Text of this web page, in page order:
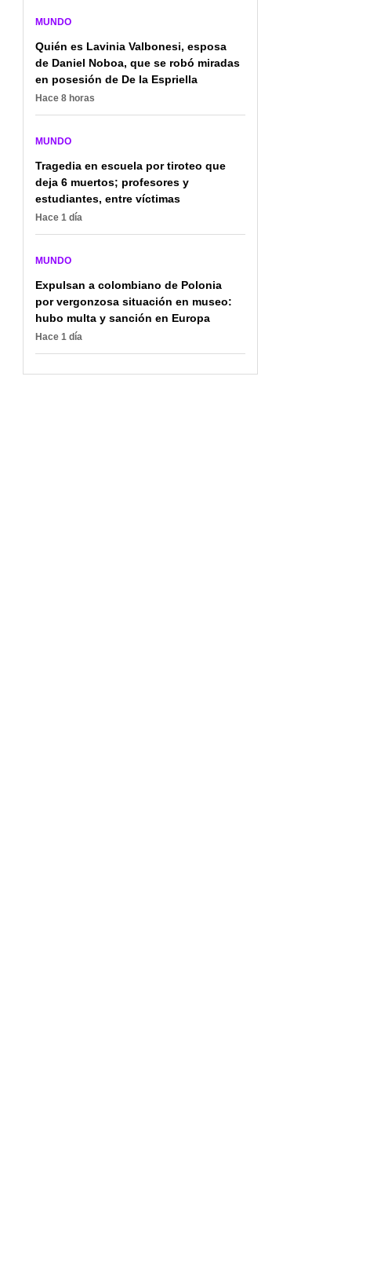
Lo que se sabe del
que dejó un muerto
MUNDO
Quién es Lavinia Valbonesi, esposa
de Daniel Noboa, que se robó miradas
en posesión de De la Espriella
Hace 8 horas
MUNDO
Tragedia en escuela por tiroteo que
deja 6 muertos; profesores y
estudiantes, entre víctimas
Hace 1 día
MUNDO
Expulsan a colombiano de Polonia
por vergonzosa situación en museo:
hubo multa y sanción en Europa
Hace 1 día